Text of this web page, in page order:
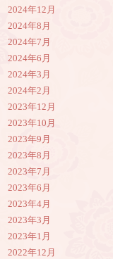
2024年12月
2024年8月
2024年7月
2024年6月
2024年3月
2024年2月
2023年12月
2023年10月
2023年9月
2023年8月
2023年7月
2023年6月
2023年4月
2023年3月
2023年1月
2022年12月